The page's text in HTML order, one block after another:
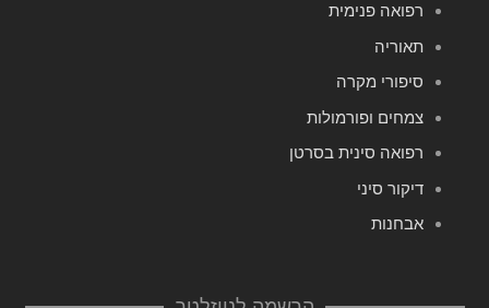
רפואה פנימית
תאוריה
סיפורי מקרה
צמחים ופורמולות
רפואה סינית בסרטן
דיקור סיני
אבחנות